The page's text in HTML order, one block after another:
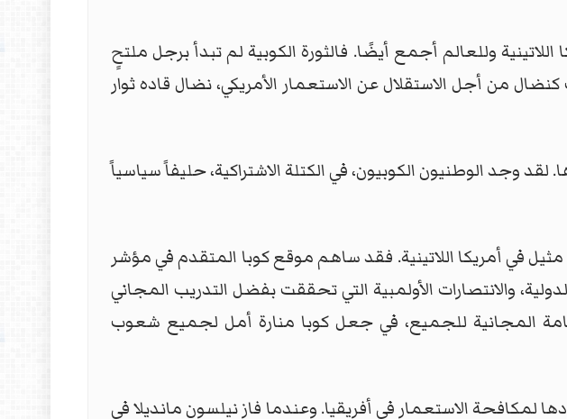
وللعالم أجمع أيضًا. فالثورة الكوبية لم تبدأ برجل ملتحٍ
من أجل الاستقلال عن الاستعمار الأمريكي، نضال قاده ثوار
وجد الوطنيون الكوبيون، في الكتلة الاشتراكية، حليفاً سياسياً
في أمريكا اللاتينية. فقد ساهم موقع كوبا المتقدم في مؤشر
والانتصارات الأولمبية التي تحققت بفضل التدريب المجاني
المجانية للجميع، في جعل كوبا منارة أمل لجميع شعوب
الاستعمار في أفريقيا. وعندما فاز نيلسون مانديلا في